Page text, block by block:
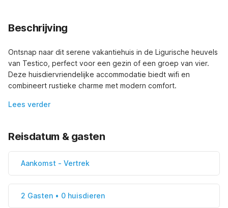
Beschrijving
Ontsnap naar dit serene vakantiehuis in de Ligurische heuvels
van Testico, perfect voor een gezin of een groep van vier.
Deze huisdiervriendelijke accommodatie biedt wifi en
combineert rustieke charme met modern comfort.
Lees verder
Reisdatum & gasten
Aankomst - Vertrek
2 Gasten • 0 huisdieren